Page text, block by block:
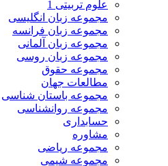
علوم تربیتی 1
مجموعه زبان انگلیسی
مجموعه زبان فرانسه
مجموعه زبان آلمانی
مجموعه زبان روسی
مجموعه حقوق
مطالعات جهان
مجموعه باستان شناسی
مجموعه روانشناسی
حسابداری
مشاوره
مجموعه ریاضی
مجموعه شیمی